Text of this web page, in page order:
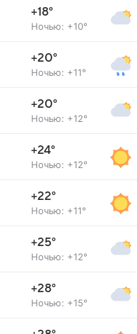
+18°
Ночью: +10°
+20°
Ночью: +11°
+20°
Ночью: +12°
+24°
Ночью: +12°
+22°
Ночью: +11°
+25°
Ночью: +12°
+28°
Ночью: +15°